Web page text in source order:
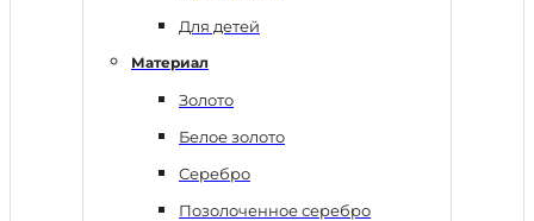
Для детей
Материал
Золото
Белое золото
Серебро
Позолоченное серебро